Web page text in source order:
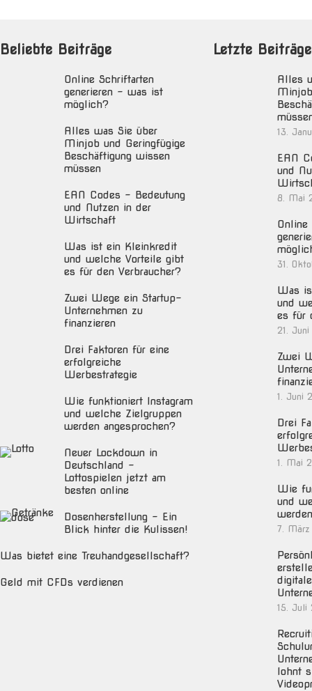
Beliebte Beiträge
Online Schriftarten
generieren – was ist
möglich?
Alles was Sie über
Minjob und Geringfügige
Beschäftigung wissen
müssen
EAN Codes – Bedeutung
und Nutzen in der
Wirtschaft
Was ist ein Kleinkredit
und welche Vorteile gibt
es für den Verbraucher?
Zwei Wege ein Startup-
Unternehmen zu
finanzieren
Drei Faktoren für eine
erfolgreiche
Werbestrategie
Wie funktioniert Instagram
und welche Zielgruppen
werden angesprochen?
Neuer Lockdown in
Deutschland –
Lottospielen jetzt am
besten online
Dosenherstellung – Ein
Blick hinter die Kulissen!
Was bietet eine Treuhandgesellschaft?
Geld mit CFDs verdienen
Letzte Beiträge
Alles
13.
EAN
und
8. Mai
Online
31.
Was
und
es für
21.
Zwei
1. Juni
Drei
1. Mai
Wie
und
7. März
15. Juli
lohnt